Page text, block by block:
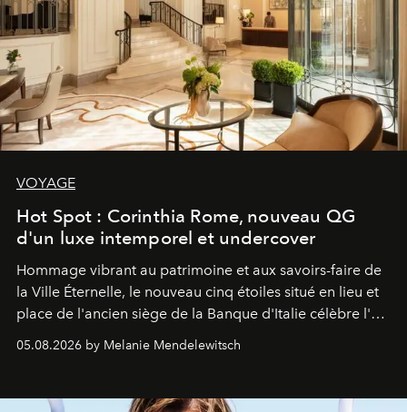
VOYAGE
Hot Spot : Corinthia Rome, nouveau QG
d'un luxe intemporel et undercover
Hommage vibrant au patrimoine et aux savoirs-faire de
la Ville Éternelle, le nouveau cinq étoiles situé en lieu et
place de l'ancien siège de la Banque d'Italie célèbre l'art
de vivre Romain dans toute son élégance intemporelle.
05.08.2026 by Melanie Mendelewitsch